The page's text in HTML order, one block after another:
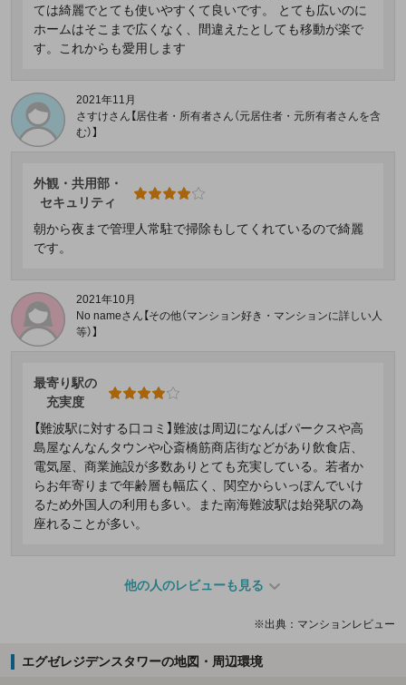
ては綺麗でとても使いやすくて良いです。 とても広いのに
ホームはそこまで広くなく、間違えたとしても移動が楽で
す。これからも愛用します
2021年11月
さすけさん【居住者・所有者さん（元居住者・元所有者さんを含
む）】
外観・共用部・
セキュリティ
朝から夜まで管理人常駐で掃除もしてくれているので綺麗
です。
2021年10月
No nameさん【その他（マンション好き・マンションに詳しい人
等）】
最寄り駅の
充実度
【難波駅に対する口コミ】難波は周辺になんばパークスや高
島屋なんなんタウンや心斎橋筋商店街などがあり飲食店、
電気屋、商業施設が多数ありとても充実している。若者か
らお年寄りまで年齢層も幅広く、関空からいっぽんでいけ
るため外国人の利用も多い。また南海難波駅は始発駅の為
座れることが多い。
他の人のレビューも見る
※出典：マンションレビュー
エグゼレジデンスタワーの地図・周辺環境